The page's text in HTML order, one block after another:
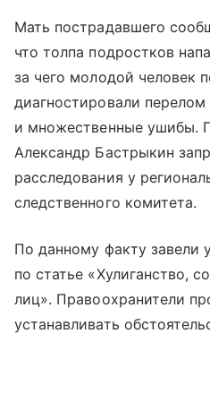
Мать пострадавшего
что толпа подростков
за чего молодой человек
диагностировали
и множественные ушибы.
Александр Бастрыкин
расследования у
следственного комитета.
По данному факту завели
по статье «Хулиганство,
лиц». Правоохранители
устанавливать